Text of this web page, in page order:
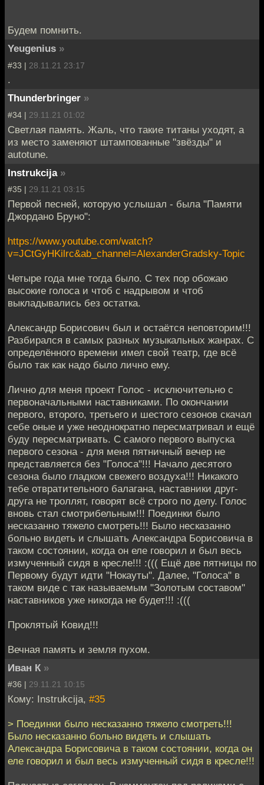
Будем помнить.
Yeugenius »
#33 | 28.11.21 23:17
.
Thunderbringer »
#34 | 29.11.21 01:02
Cветлая память. Жаль, что такие титаны уходят, а
из место заменяют штампованные "звёзды" и
autotune.
Instrukcija »
#35 | 29.11.21 03:15
Первой песней, которую услышал - была "Памяти
Джордано Бруно":
https://www.youtube.com/watch?
v=JCtGyHKilrc&ab_channel=AlexanderGradsky-Topic
Четыре года мне тогда было. С тех пор обожаю
высокие голоса и чтоб с надрывом и чтоб
выкладывались без остатка.
Александр Борисович был и остаётся неповторим!!!
Разбирался в самых разных музыкальных жанрах. С
определённого времени имел свой театр, где всё
было так как надо было лично ему.
Лично для меня проект Голос - исключительно с
первоначальными наставниками. По окончании
первого, второго, третьего и шестого сезонов скачал
себе оные и уже неоднократно пересматривал и ещё
буду пересматривать. С самого первого выпуска
первого сезона - для меня пятничный вечер не
представляется без "Голоса"!!! Начало десятого
сезона было гладком свежего воздуха!!! Никакого
тебе отвратительного балагана, наставники друг-
друга не троллят, говорят всё строго по делу. Голос
вновь стал смотрибельным!!! Поединки было
несказанно тяжело смотреть!!! Было несказанно
больно видеть и слышать Александра Борисовича в
таком состоянии, когда он еле говорил и был весь
измученный сидя в кресле!!! :((( Ещё две пятницы по
Первому будут идти "Нокауты". Далее, "Голоса" в
таком виде с так называемым "Золотым составом"
наставников уже никогда не будет!!! :(((
Проклятый Ковид!!!
Вечная память и земля пухом.
Иван К »
#36 | 29.11.21 10:15
Кому: Instrukcija, #35
> Поединки было несказанно тяжело смотреть!!!
Было несказанно больно видеть и слышать
Александра Борисовича в таком состоянии, когда он
еле говорил и был весь измученный сидя в кресле!!!